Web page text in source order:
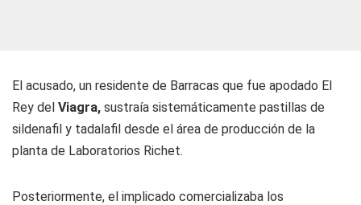
El acusado, un residente de Barracas que fue apodado El
Rey del Viagra, sustraía sistemáticamente pastillas de
sildenafil y tadalafil desde el área de producción de la
planta de Laboratorios Richet.
Posteriormente, el implicado comercializaba los